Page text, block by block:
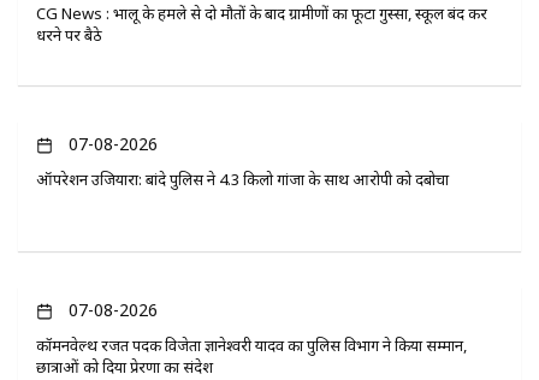
CG News : भालू के हमले से दो मौतों के बाद ग्रामीणों का फूटा गुस्सा, स्कूल बंद कर
धरने पर बैठे
07-08-2026
ऑपरेशन उजियारा: बांदे पुलिस ने 4.3 किलो गांजा के साथ आरोपी को दबोचा
07-08-2026
कॉमनवेल्थ रजत पदक विजेता ज्ञानेश्वरी यादव का पुलिस विभाग ने किया सम्मान,
छात्राओं को दिया प्रेरणा का संदेश